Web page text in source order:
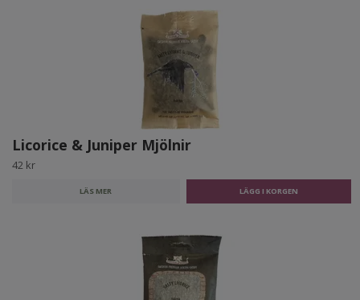
Licorice & Juniper Mjölnir
42 kr
LÄS MER